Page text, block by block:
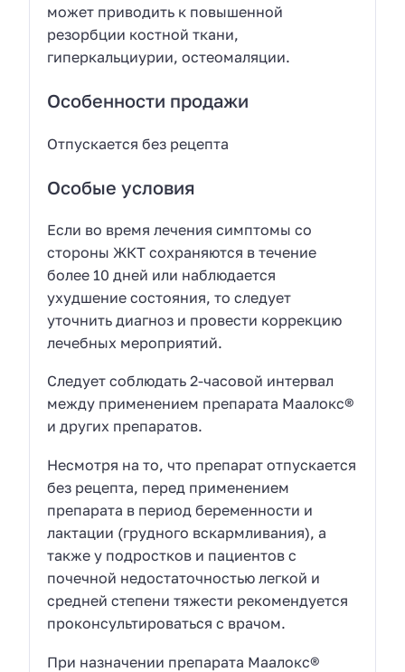
может приводить к повышенной
резорбции костной ткани,
гиперкальциурии, остеомаляции.
Особенности продажи
Отпускается без рецепта
Особые условия
Если во время лечения симптомы со
стороны ЖКТ сохраняются в течение
более 10 дней или наблюдается
ухудшение состояния, то следует
уточнить диагноз и провести коррекцию
лечебных мероприятий.
Следует соблюдать 2-часовой интервал
между применением препарата Маалокс®
и других препаратов.
Несмотря на то, что препарат отпускается
без рецепта, перед применением
препарата в период беременности и
лактации (грудного вскармливания), а
также у подростков и пациентов с
почечной недостаточностью легкой и
средней степени тяжести рекомендуется
проконсультироваться с врачом.
При назначении препарата Маалокс®